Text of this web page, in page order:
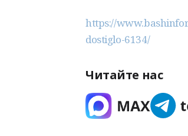
https://
dostiglo-6134/
Читайте нас